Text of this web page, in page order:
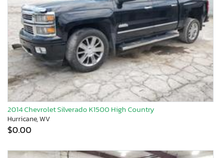
2014 Chevrolet Silverado K1500 High Country
Hurricane, WV
$0.00